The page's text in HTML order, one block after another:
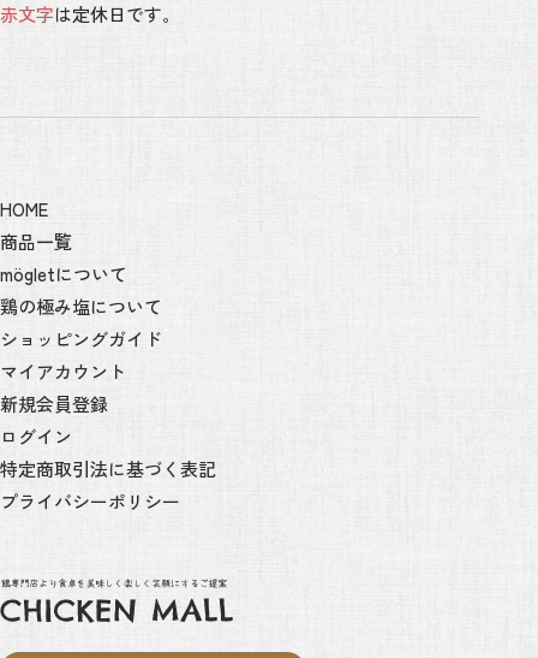
赤文字は定休日です。
HOME
商品一覧
mögletについて
鶏の極み塩について
ショッピングガイド
マイアカウント
新規会員登録
ログイン
特定商取引法に基づく表記
プライバシーポリシー